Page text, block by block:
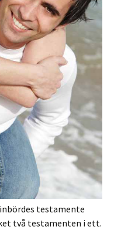
testamente
två testamenten i ett.